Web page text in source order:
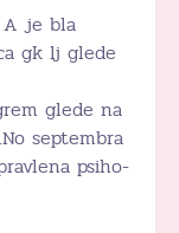
A je bla
gk lj glede
glede na
septembra
psiho-